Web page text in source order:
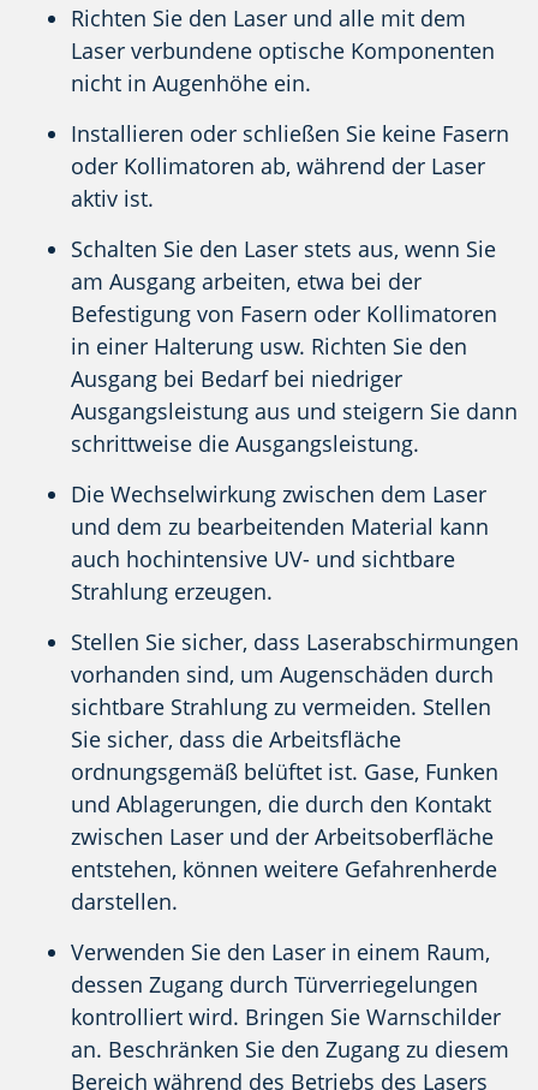
Richten Sie den Laser und alle mit dem
Laser verbundene optische Komponenten
nicht in Augenhöhe ein.
Installieren oder schließen Sie keine Fasern
oder Kollimatoren ab, während der Laser
aktiv ist.
Schalten Sie den Laser stets aus, wenn Sie
am Ausgang arbeiten, etwa bei der
Befestigung von Fasern oder Kollimatoren
in einer Halterung usw. Richten Sie den
Ausgang bei Bedarf bei niedriger
Ausgangsleistung aus und steigern Sie dann
schrittweise die Ausgangsleistung.
Die Wechselwirkung zwischen dem Laser
und dem zu bearbeitenden Material kann
auch hochintensive UV- und sichtbare
Strahlung erzeugen.
Stellen Sie sicher, dass Laserabschirmungen
vorhanden sind, um Augenschäden durch
sichtbare Strahlung zu vermeiden. Stellen
Sie sicher, dass die Arbeitsfläche
ordnungsgemäß belüftet ist. Gase, Funken
und Ablagerungen, die durch den Kontakt
zwischen Laser und der Arbeitsoberfläche
entstehen, können weitere Gefahrenherde
darstellen.
Verwenden Sie den Laser in einem Raum,
dessen Zugang durch Türverriegelungen
kontrolliert wird. Bringen Sie Warnschilder
an. Beschränken Sie den Zugang zu diesem
Bereich während des Betriebs des Lasers